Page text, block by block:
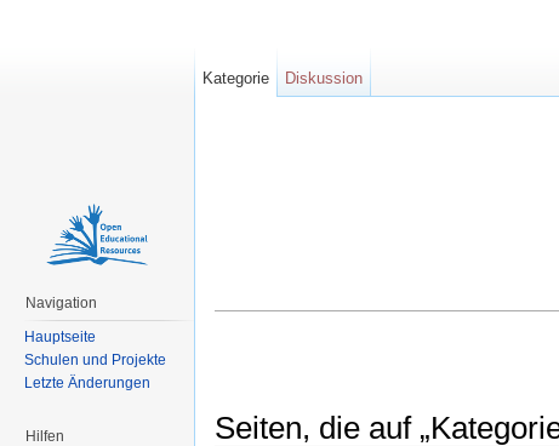
Seiten, die auf
Kategorie Diskussion
Navigation
Hauptseite
Schulen und Projekte
Letzte Änderungen
Hilfen